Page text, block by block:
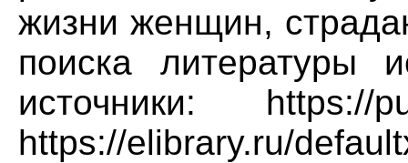
жизни женщин,
поиска литературы
источники: https://
https://elibrary.ru/